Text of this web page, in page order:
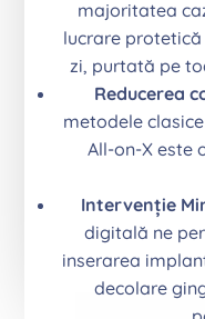
majoritatea
lucrare
zi, purtată pe
Reducerea
metodele
All-on-X este
Intervenție
digitală ne
inserarea
decolare